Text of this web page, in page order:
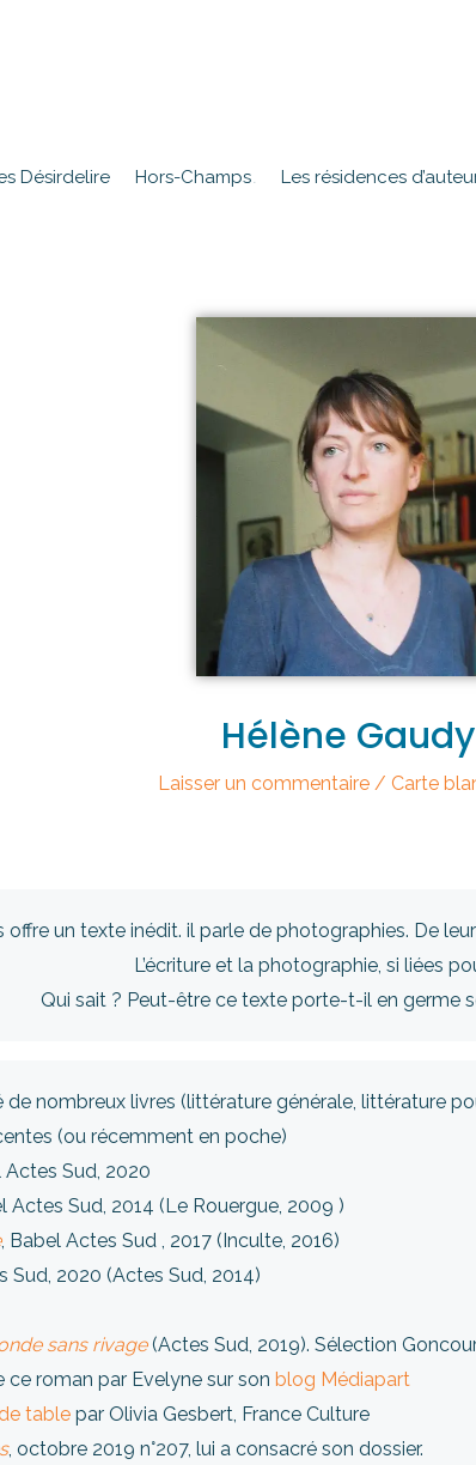
Désirdelire Hors-Champs Les résidences
Hélène Gaudy
Laisser un commentaire / Carte
offre un texte inédit. il parle de photographies. De
L’écriture et la photographie, si liées
Qui sait ? Peut-être ce texte porte-t-il en germe
nombreux livres (littérature générale, littérature
(ou récemment en poche)
Sud, 2020
Actes Sud, 2014 (Le Rouergue, 2009 )
, Babel Actes Sud , 2017 (Inculte, 2016)
Sud, 2020 (Actes Sud, 2014)
sans rivage (Actes Sud, 2019). Sélection
roman par Evelyne sur son blog Médiapart
tablepar Olivia Gesbert, France Culture
, octobre 2019 n°207, lui a consacré son dossier.